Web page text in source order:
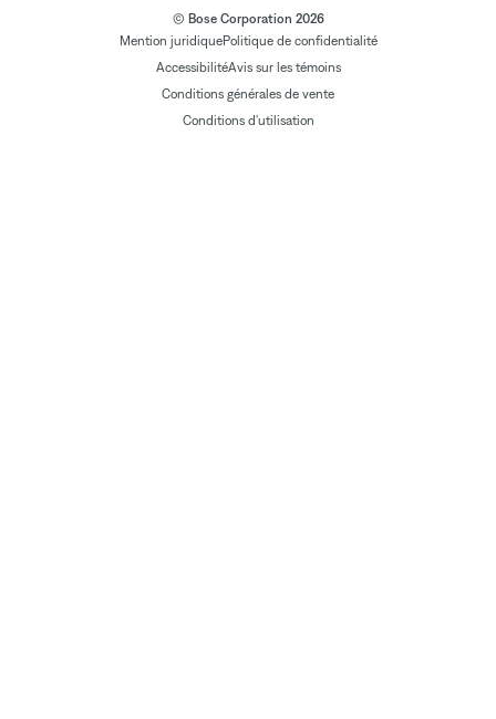
© Bose Corporation 2026
Mention juridiquePolitique de confidentialité
AccessibilitéAvis sur les témoins
Conditions générales de vente
Conditions d'utilisation